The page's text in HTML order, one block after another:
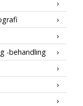
-behandling